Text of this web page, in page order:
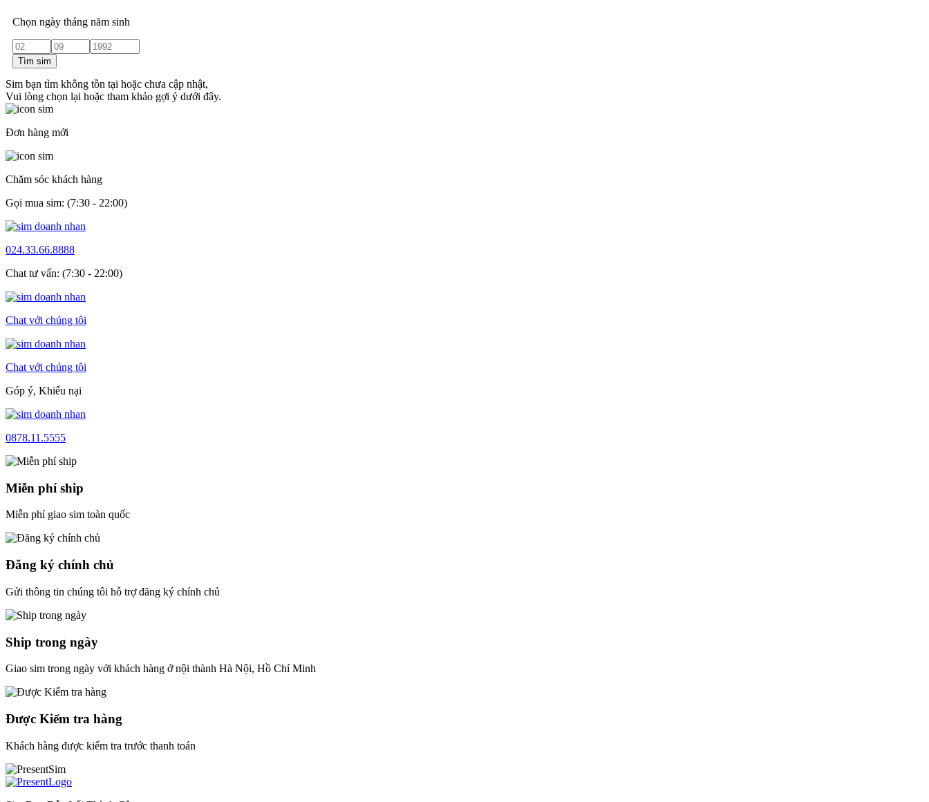
Chọn ngày tháng năm sinh
Tìm sim
Sim bạn tìm không tồn tại hoặc chưa cập nhật,
Vui lòng chọn lại hoặc tham khảo gợi ý dưới đây.
Đơn hàng mới
Chăm sóc khách hàng
Gọi mua sim: (7:30 - 22:00)
024.33.66.8888
Chat tư vấn: (7:30 - 22:00)
Chat với chúng tôi
Chat với chúng tôi
Góp ý, Khiếu nại
0878.11.5555
Miễn phí ship
Miễn phí giao sim toàn quốc
Đăng ký chính chủ
Gửi thông tin chúng tôi hỗ trợ đăng ký chính chủ
Ship trong ngày
Giao sim trong ngày với khách hàng ở nội thành Hà Nội, Hồ Chí Minh
Được Kiểm tra hàng
Khách hàng được kiểm tra trước thanh toán